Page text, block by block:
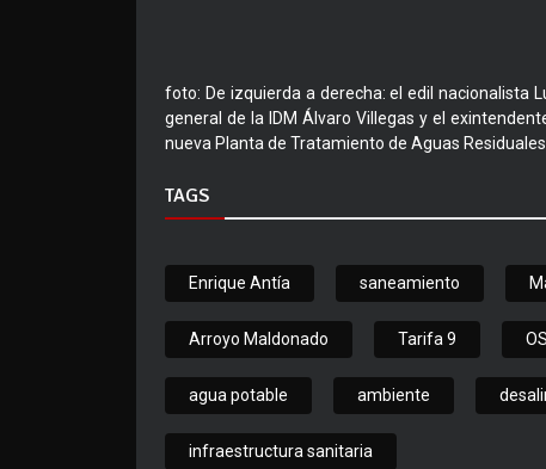
foto: De izquierda a derecha: el edil nacionalista
general de la IDM Álvaro Villegas y el
nueva Planta de Tratamiento de Aguas
TAGS
Enrique Antía saneamiento
Arroyo Maldonado Tarifa 9
agua potable ambiente
infraestructura sanitaria